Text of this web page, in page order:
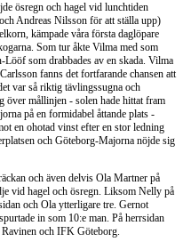
ösregn och hagel vid lunchtiden
Andreas Nilsson för att ställa upp)
kämpade våra första daglöpare
Som tur åkte Vilma med som
som drabbades av en skada. Vilma
fanns det fortfarande chansen att
var så riktig tävlingssugna och
över mållinjen - solen hade hittat fram
på en formidabel åttande plats -
en ohotad vinst efter en stor ledning
och Göteborg-Majorna nöjde sig
och även delvis Ola Martner på
vid hagel och ösregn. Liksom Nelly på
och Ola ytterligare tre. Gernot
in som 10:e man. På herrsidan
och IFK Göteborg.